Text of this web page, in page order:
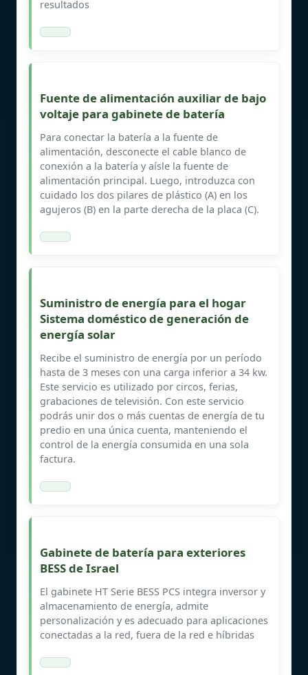
resultados
Fuente de alimentación auxiliar de bajo
voltaje para gabinete de batería
Para conectar la batería a la fuente de
alimentación, desconecte el cable blanco de
conexión a la batería y aísle la fuente de
alimentación principal. Luego, introduzca con
cuidado los dos pilares de plástico (A) en los
agujeros (B) en la parte derecha de la placa (C).
Suministro de energía para el hogar
Sistema doméstico de generación de
energía solar
Recibe el suministro de energía por un período
hasta de 3 meses con una carga inferior a 34 kw.
Este servicio es utilizado por circos, ferias,
grabaciones de televisión. Con este servicio
podrás unir dos o más cuentas de energía de tu
predio en una única cuenta, manteniendo el
control de la energía consumida en una sola
factura.
Gabinete de batería para exteriores
BESS de Israel
El gabinete HT Serie BESS PCS integra inversor y
almacenamiento de energía, admite
personalización y es adecuado para aplicaciones
conectadas a la red, fuera de la red e híbridas